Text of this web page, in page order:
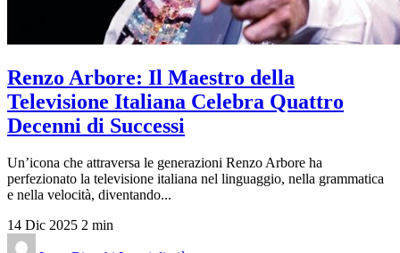
Renzo Arbore: Il Maestro della
Televisione Italiana Celebra Quattro
Decenni di Successi
Un’icona che attraversa le generazioni Renzo Arbore ha
perfezionato la televisione italiana nel linguaggio, nella grammatica
e nella velocità, diventando...
14 Dic 2025 2 min